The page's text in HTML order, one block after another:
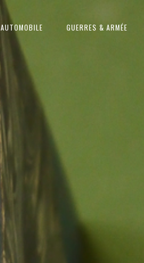
AUTOMOBILE GUERRES & ARMÉE